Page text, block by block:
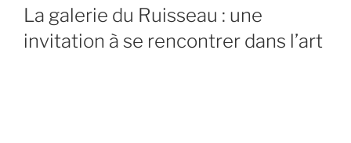
LE
La galerie du Ruisseau : une
invitation à se rencontrer dans l’art